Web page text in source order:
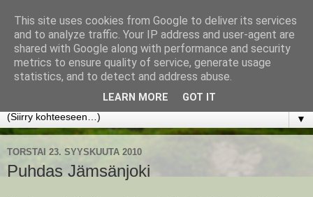
www.jyrkikokko.fi
Uusi Suunta - Jokainen hetki tarjoaa tilaisuuden muuttaa
▼
TORSTAI 23. SYYSKUUTA 2010
Puhdas Jämsänjoki
This site uses cookies from Google to deliver its services
and to analyze traffic. Your IP address and user-agent are
shared with Google along with performance and security
metrics to ensure quality of service, generate usage
statistics, and to detect and address abuse.
LEARN MORE GOT IT